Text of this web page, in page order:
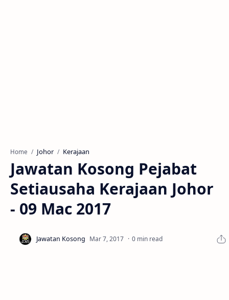
Home Johor Kerajaan
Jawatan Kosong Pejabat
Setiausaha Kerajaan Johor
- 09 Mac 2017
0 min read